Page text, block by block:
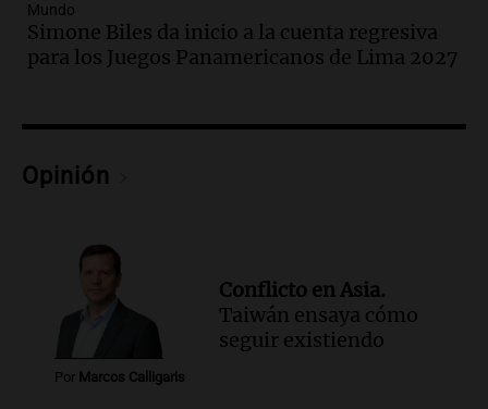
Audio.Córdoba sigue trabajando para
restablecer el servicio de electricidad
tras fuertes vientos
los empresarios del país cree que la
Episodios
Audio.
Carolina Losada: "Faltó que el
oficialismo la explique mejor" sobre la
ley de propiedad privada
Informados al regreso
Episodios
Mundo
Simone Biles da inicio a la cuenta regresiva
para los Juegos Panamericanos de Lima 2027
Opinión
Por Marcos Calligaris
Conflicto en Asia.
Taiwán ensaya cómo
seguir existiendo